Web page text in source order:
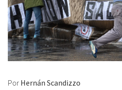
Por Hernán Scandizzo